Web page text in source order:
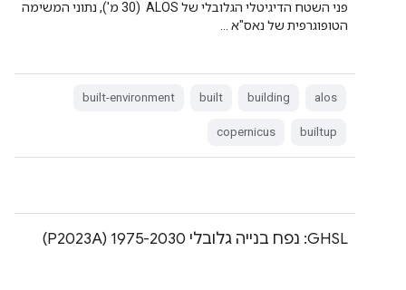
פני השטח הדיגיטלי הגלובלי של ALOS ‏ (30 מ'), נתוני המשימה
הטופוגרפית של נאס"א …
alos
building
built
built-environment
builtup
copernicus
GHSL: נפח בנייה גלובלי 1975-2030 (P2023A)